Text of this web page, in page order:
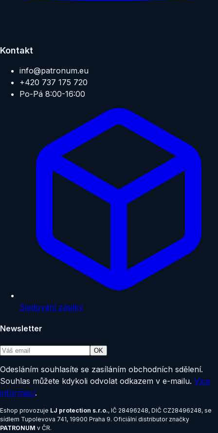
Kontakt
info@patronum.eu
+420 737 175 720
Po-Pá 8:00-16:00
Sledování zásilky
Newsletter
OK
Odesláním souhlasíte se zasíláním obchodních sdělení.
Souhlas můžete kdykoli odvolat odkazem v e-mailu. Více
informací.
Eshop provozuje LJ protection s.r.o., IČ 28496248, DIČ CZ28496248, se
sídlem Tupolevova 741, 19900 Praha 9. Oficiální distributor značky
PATRONUM v ČR.